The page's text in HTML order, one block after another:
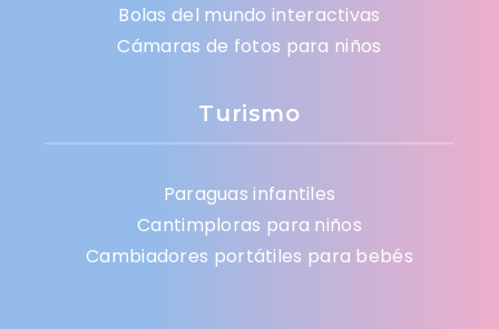
Bolas del mundo interactivas
Cámaras de fotos para niños
Turismo
Paraguas infantiles
Cantimploras para niños
Cambiadores portátiles para bebés